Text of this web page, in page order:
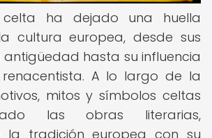
ha dejado una huella
cultura europea, desde sus
hasta su influencia
A lo largo de la
mitos y símbolos celtas
las obras literarias,
la tradición europea con su